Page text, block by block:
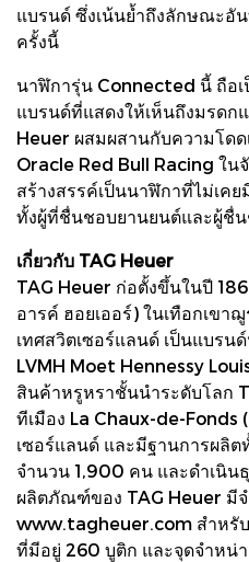
แบรนด์ ซึ่งเน้นย้ำถึงลักษณะอั
ครั้งนี้
นาฬิการุ่น Connected นี้ ถือ
แบรนด์ที่แสดงให้เห็นถึงมรดก
Heuer ผสมผสานกับความโด
Oracle Red Bull Racing ใน
สร้างสรรค์เป็นนาฬิกาที่ไม่เค
ทั้งผู้ที่ชื่นชอบยานยนต์และผู้ชื่
เกี่ยวกับ TAG Heuer
TAG Heuer ก่อตั้งขึ้นในปี
อารค์ ฮอยเออร์) ในเทือกเขา
เทศสวิตเซอร์แลนด์ เป็นแบร
LVMH Moet Hennessy
สินค้าหรูหราชั้นนำระดับโลก
ทีเมือง La Chaux-de-Fonds
เซอร์แลนด์ และมีฐานการผลิ
จำนวน 1,900 คน และดำเนิน
ผลิตภัณฑ์ของ TAG Heuer มี
www.tagheuer.com สำหรับ
ที่มีอยู่ 260 บูติก และจุดจำหน่